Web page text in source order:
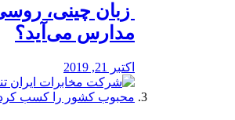
زبان چینی،
مدارس می‌آید؟
اکتبر 21, 2019